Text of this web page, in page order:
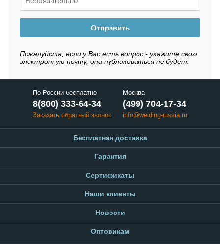
Отправить
Пожалуйста, если у Вас есть вопрос - укажите свою
электронную почту, она публиковаться не будет.
По России бесплатно
8(800) 333-64-34
Заказать обратный звонок
Москва
(499) 704-17-34
info@welding-russia.ru
Бесплатная доставка
Гарантия
Сертификаты
Наши клиенты
Новости
Оптовикам